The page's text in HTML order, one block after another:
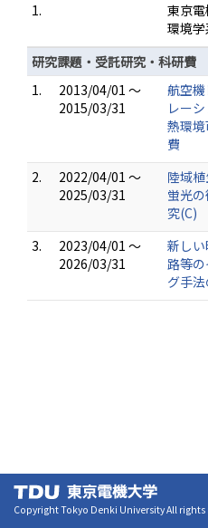
1.
東京
環境学
研究課題・受託研究・科研費
1.
2013/04/01 ～
2015/03/31
航空
レー
熱環
費
2.
2022/04/01 ～
2025/03/31
陸域
蛍光
究(C)
3.
2023/04/01 ～
2026/03/31
新し
路等
グ手
Copyright Tokyo Denki University All rights